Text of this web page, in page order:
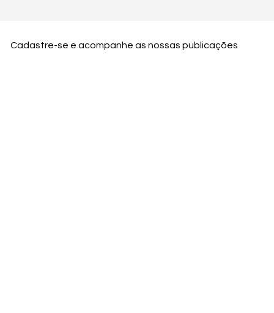
Cadastre-se e acompanhe as nossas publicações